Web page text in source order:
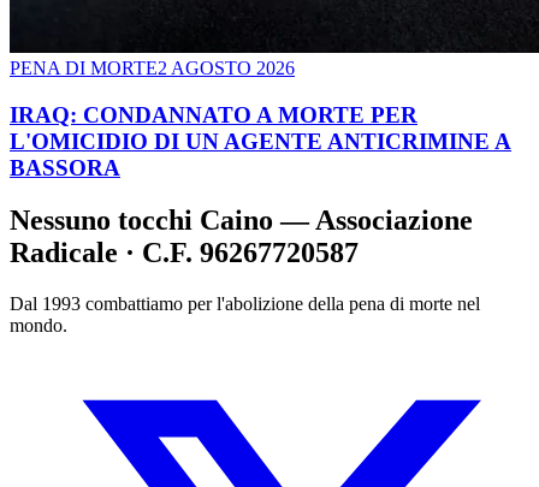
PENA DI MORTE2 AGOSTO 2026
IRAQ: CONDANNATO A MORTE PER
L'OMICIDIO DI UN AGENTE ANTICRIMINE A
BASSORA
Nessuno tocchi Caino — Associazione
Radicale · C.F. 96267720587
Dal 1993 combattiamo per l'abolizione della pena di morte nel
mondo.